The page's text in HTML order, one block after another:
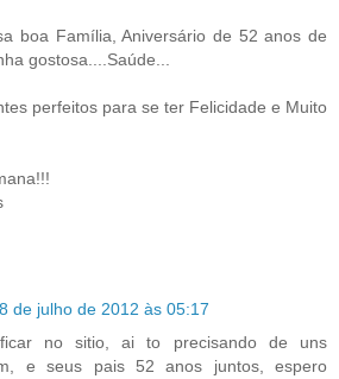
boa Família, Aniversário de 52 anos de
gostosa....Saúde...
perfeitos para se ter Felicidade e Muito
de julho de 2012 às 05:17
no sitio, ai to precisando de uns
e seus pais 52 anos juntos, espero